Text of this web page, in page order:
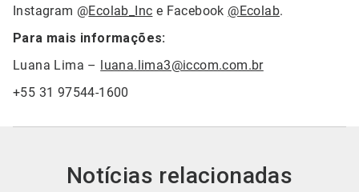
Instagram @Ecolab_Inc e Facebook @Ecolab.
Para mais informações:
Luana Lima – luana.lima3@iccom.com.br
+55 31 97544-1600
Notícias relacionadas